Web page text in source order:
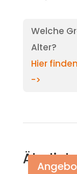
Welche
Alter?
Hier
->